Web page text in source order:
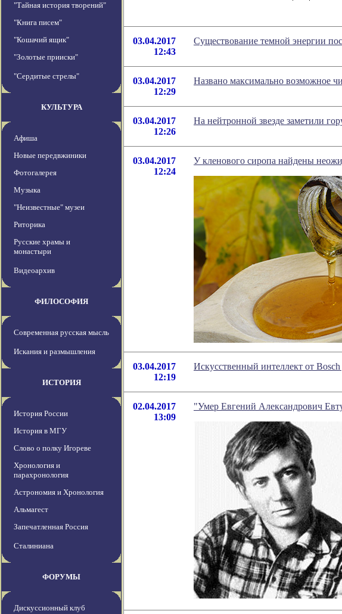
"Тайная история творений"
"Книга писем"
"Кошачий ящик"
"Золотые прииски"
"Сердитые стрелы"
КУЛЬТУРА
Афиша
Новые передвжиники
Фотогалерея
Музыка
"Неизвестные" музеи
Риторика
Русские храмы и
монастыри
Видеоархив
ФИЛОСОФИЯ
Современная русская мысль
Искания и размышления
ИСТОРИЯ
История России
История в МГУ
Слово о полку Игореве
Хронология и
парахронология
Астрономия и Хронология
Альмагест
Запечатленная Россия
Сталиниана
ФОРУМЫ
Дискуссионный клуб
03.04.2017
12:43
Существование темной энергии
03.04.2017
12:29
Названо максимально возможное
03.04.2017
12:26
На нейтронной звезде заметили
03.04.2017
12:24
У кленового сиропа найдены
03.04.2017
12:19
Искусственный интеллект от
02.04.2017
13:09
"Умер Евгений Александрович